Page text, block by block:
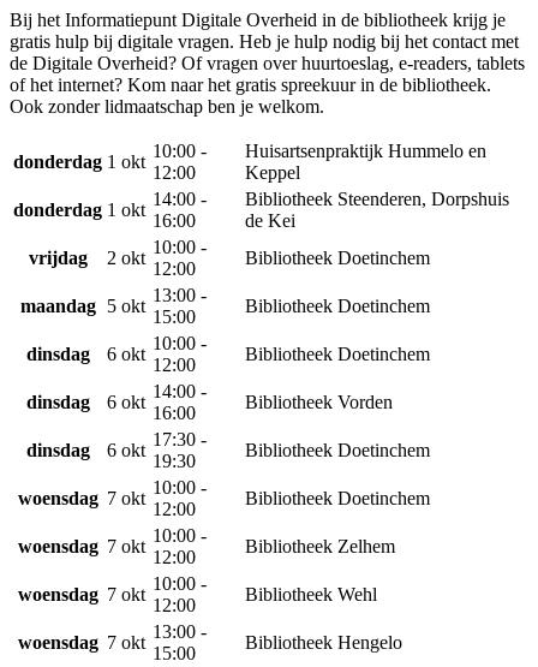
Bij het Informatiepunt Digitale Overheid in de bibliotheek krijg je
gratis hulp bij digitale vragen. Heb je hulp nodig bij het contact met
de Digitale Overheid? Of vragen over huurtoeslag, e-readers, tablets
of het internet? Kom naar het gratis spreekuur in de bibliotheek.
Ook zonder lidmaatschap ben je welkom.
donderdag 1 okt
10:00 -
12:00
Huisartsenpraktijk Hummelo en
Keppel
donderdag 1 okt
14:00 -
16:00
Bibliotheek Steenderen, Dorpshuis
de Kei
vrijdag
2 okt
10:00 -
12:00
Bibliotheek Doetinchem
maandag 5 okt
13:00 -
15:00
Bibliotheek Doetinchem
dinsdag 6 okt
10:00 -
12:00
Bibliotheek Doetinchem
dinsdag 6 okt
14:00 -
16:00
Bibliotheek Vorden
dinsdag 6 okt
17:30 -
19:30
Bibliotheek Doetinchem
woensdag 7 okt
10:00 -
12:00
Bibliotheek Doetinchem
woensdag 7 okt
10:00 -
12:00
Bibliotheek Zelhem
woensdag 7 okt
10:00 -
12:00
Bibliotheek Wehl
woensdag 7 okt
13:00 -
15:00
Bibliotheek Hengelo